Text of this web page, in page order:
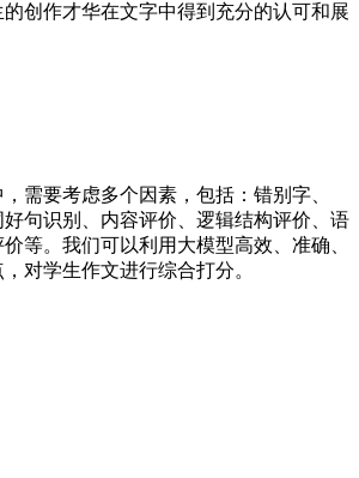
创作才华在文字中得到充分的认可和展
需要考虑多个因素，包括：错别字、
句识别、内容评价、逻辑结构评价、语
等。我们可以利用大模型高效、准确、
对学生作文进行综合打分。